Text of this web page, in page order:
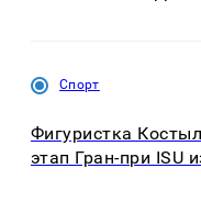
Спорт
Фигуристка
этап Гран-при ISU